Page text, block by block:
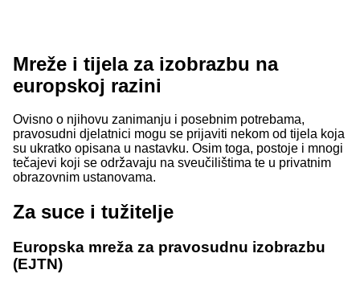
Mreže i tijela za izobrazbu na
europskoj razini
Ovisno o njihovu zanimanju i posebnim potrebama,
pravosudni djelatnici mogu se prijaviti nekom od tijela koja
su ukratko opisana u nastavku. Osim toga, postoje i mnogi
tečajevi koji se održavaju na sveučilištima te u privatnim
obrazovnim ustanovama.
Za suce i tužitelje
Europska mreža za pravosudnu izobrazbu
(EJTN)